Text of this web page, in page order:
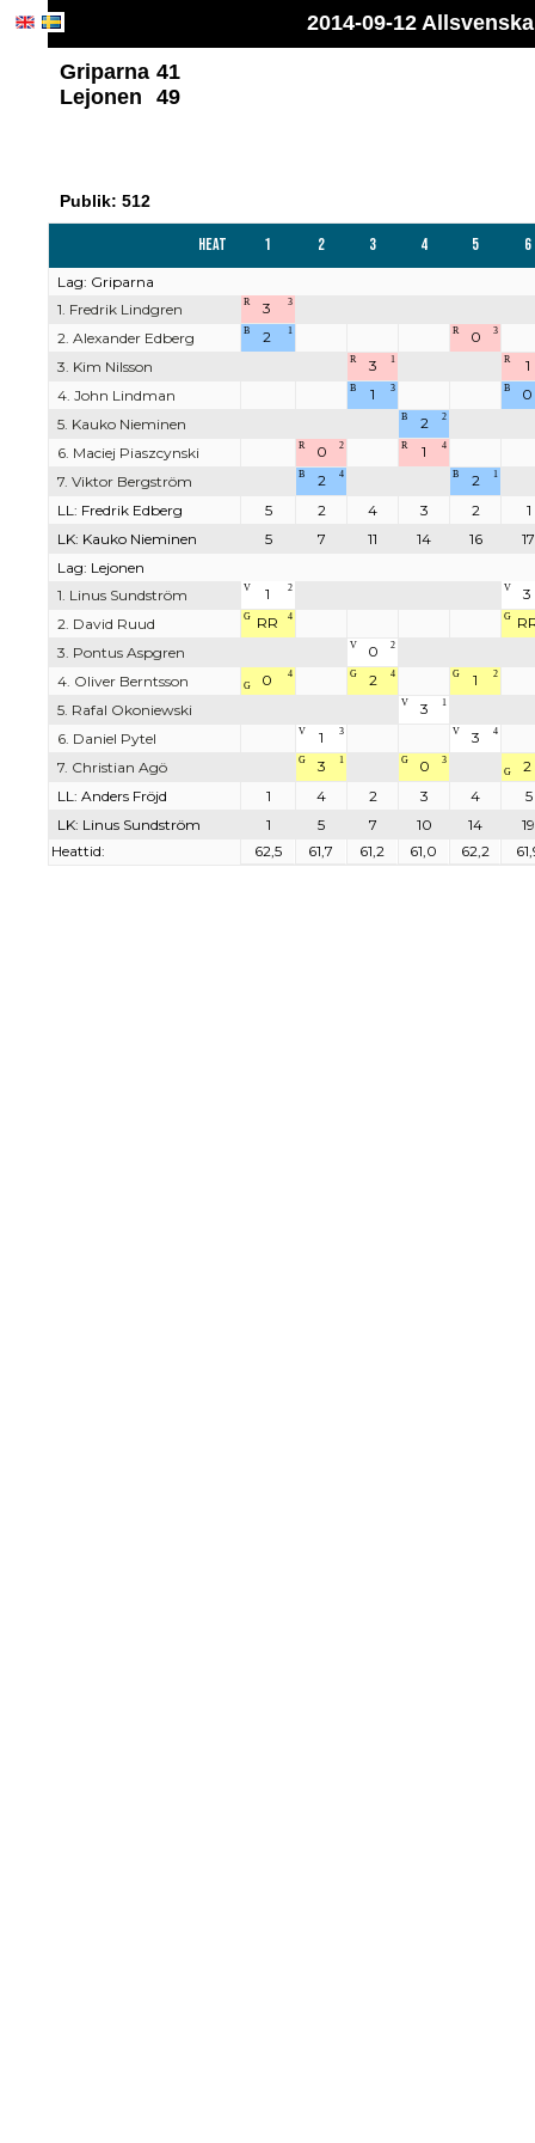
2014-09-12
Griparna 41
Lejonen
49
Publik: 512
Heat 1 2 3 4 5 6
Lag: Griparna
1. Fredrik Lindgren
R 3 3
2. Alexander Edberg B 2 1 R 0 3
3. Kim Nilsson R 3 1 R
1
4. John Lindman
B 1 3 B
0
5. Kauko Nieminen
B 2 2
6. Maciej Piaszcynski R 0 2 R 1 4
7. Viktor Bergström B 2 4 B 2 1
LL: Fredrik Edberg 5 2 4 3 2
1
LK: Kauko Nieminen
5 7 11 14 16
17
Lag: Lejonen
1. Linus Sundström
V 1 2 V
3
2. David Ruud
G RR 4 G
3. Pontus Aspgren
V 0 2
4. Oliver Berntsson 0
4
G
G 2 4 G 1 2
5. Rafal Okoniewski V 3 1
6. Daniel Pytel V 1 3 V 3 4
7. Christian Agö G 3 1 G 0 3 2
G
LL: Anders Fröjd 1 4 2 3 4
5
LK: Linus Sundström
1 5 7 10 14
19
Heattid:
62,5 61,7 61,2 61,0 62,2